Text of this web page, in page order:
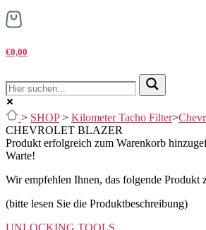
€0,00
> SHOP > Kilometer Tacho Filter>
CHEVROLET BLAZER
Produkt erfolgreich zum Warenkorb
Warte!
Wir empfehlen Ihnen, das folgende Produkt
(bitte lesen Sie die Produktbeschreibung)
UNLOCKING TOOLS